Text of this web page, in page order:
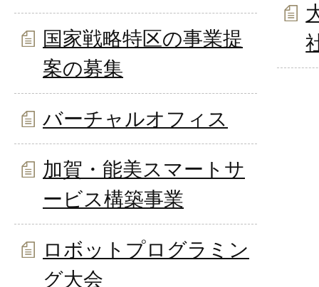
国家戦略特区の事業提
案の募集
バーチャルオフィス
加賀・能美スマートサ
ービス構築事業
ロボットプログラミン
グ大会